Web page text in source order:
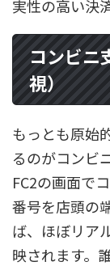
実性の高い決
コンビニ
視）
もっとも原始
るのがコンビ
FC2の画面で
番号を店頭の
ば、ほぼリア
映されます。